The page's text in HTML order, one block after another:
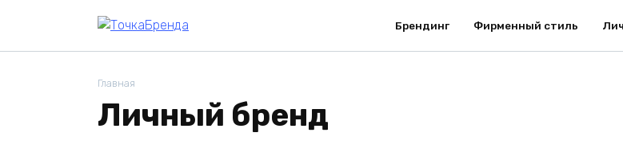
Брендинг Фирменный стиль
Главная
Личный бренд